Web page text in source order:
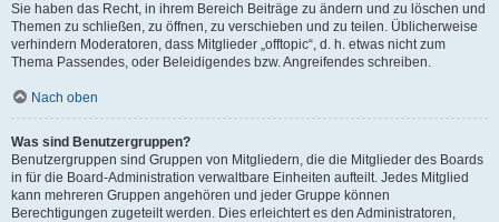
Sie haben das Recht, in ihrem Bereich Beiträge zu ändern und zu löschen und
Themen zu schließen, zu öffnen, zu verschieben und zu teilen. Üblicherweise
verhindern Moderatoren, dass Mitglieder „offtopic“, d. h. etwas nicht zum
Thema Passendes, oder Beleidigendes bzw. Angreifendes schreiben.
Nach oben
Was sind Benutzergruppen?
Benutzergruppen sind Gruppen von Mitgliedern, die die Mitglieder des Boards
in für die Board-Administration verwaltbare Einheiten aufteilt. Jedes Mitglied
kann mehreren Gruppen angehören und jeder Gruppe können
Berechtigungen zugeteilt werden. Dies erleichtert es den Administratoren,